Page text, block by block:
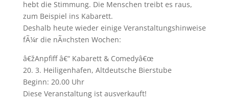
hebt die Stimmung. Die Menschen treibt es raus,
zum Beispiel ins Kabarett.
Deshalb heute wieder einige Veranstaltungshinweise
fÃ¼r die nÃ¤chsten Wochen:
â€žAnpfiff â€“ Kabarett & Comedyâ€œ
20. 3. Heiligenhafen, Altdeutsche Bierstube
Beginn: 20.00 Uhr
Diese Veranstaltung ist ausverkauft!